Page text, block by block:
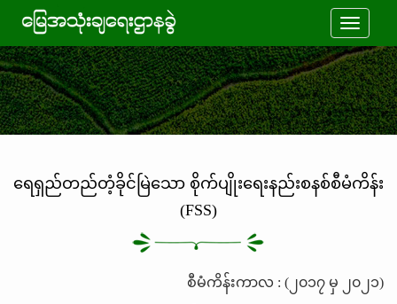
Toggle
ရေရှည်တည်တံ့ခိုင်မြဲသော စိုက်ပျိုးရေးနည်းစနစ်စီမံကိန်း
(FSS)
စီမံကိန်းကာလ : (၂၀၁၇ မှ ၂၀၂၁)